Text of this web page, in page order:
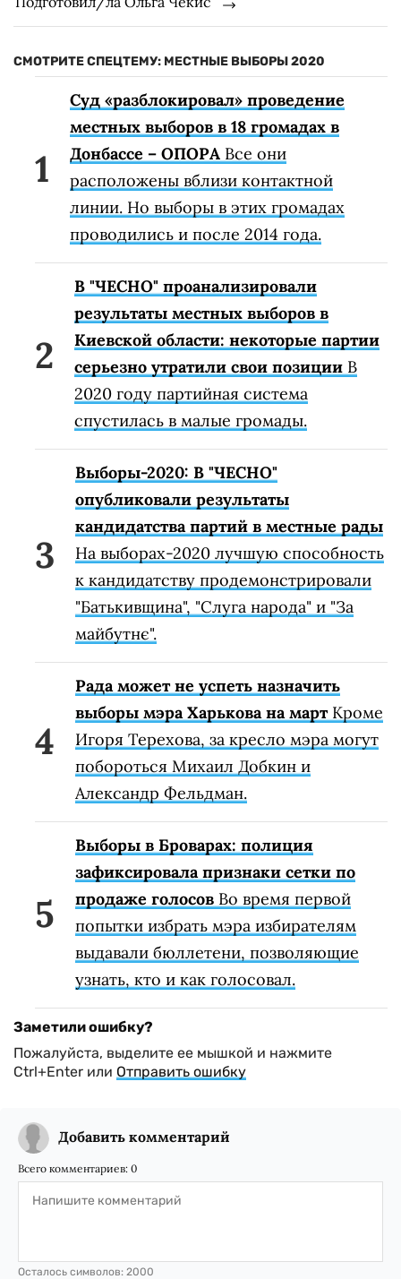
СМОТРИТЕ СПЕЦТЕМУ: МЕСТНЫЕ ВЫБОРЫ 2020
Суд «разблокировал» проведение
местных выборов в 18 громадах в
Донбассе – ОПОРА Все они
расположены вблизи контактной
линии. Но выборы в этих громадах
проводились и после 2014 года.
В "ЧЕСНО" проанализировали
результаты местных выборов в
Киевской области: некоторые партии
серьезно утратили свои позиции В
2020 году партийная система
спустилась в малые громады.
Выборы-2020: В "ЧЕСНО"
опубликовали результаты
кандидатства партий в местные рады
На выборах-2020 лучшую способность
к кандидатству продемонстрировали
"Батькивщина", "Слуга народа" и "За
майбутнє".
Рада может не успеть назначить
выборы мэра Харькова на мартКроме
Игоря Терехова, за кресло мэра могут
побороться Михаил Добкин и
Александр Фельдман.
Выборы в Броварах: полиция
зафиксировала признаки сетки по
продаже голосов Во время первой
попытки избрать мэра избирателям
выдавали бюллетени, позволяющие
узнать, кто и как голосовал.
Заметили ошибку?
Пожалуйста, выделите ее мышкой и нажмите
Ctrl+Enter или Отправить ошибку
Добавить комментарий
Всего комментариев: 0
Осталось символов: 2000